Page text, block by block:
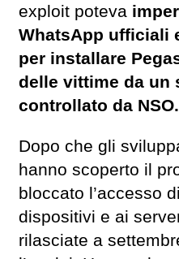
exploit poteva
WhatsApp ufficiali
per installare
delle vittime da un
controllato da NSO.
Dopo che gli
hanno scoperto il
bloccato l’accesso
dispositivi e ai
rilasciate a